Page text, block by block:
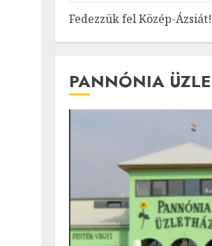
Fedezzük fel Közép-
PANNÓNIA